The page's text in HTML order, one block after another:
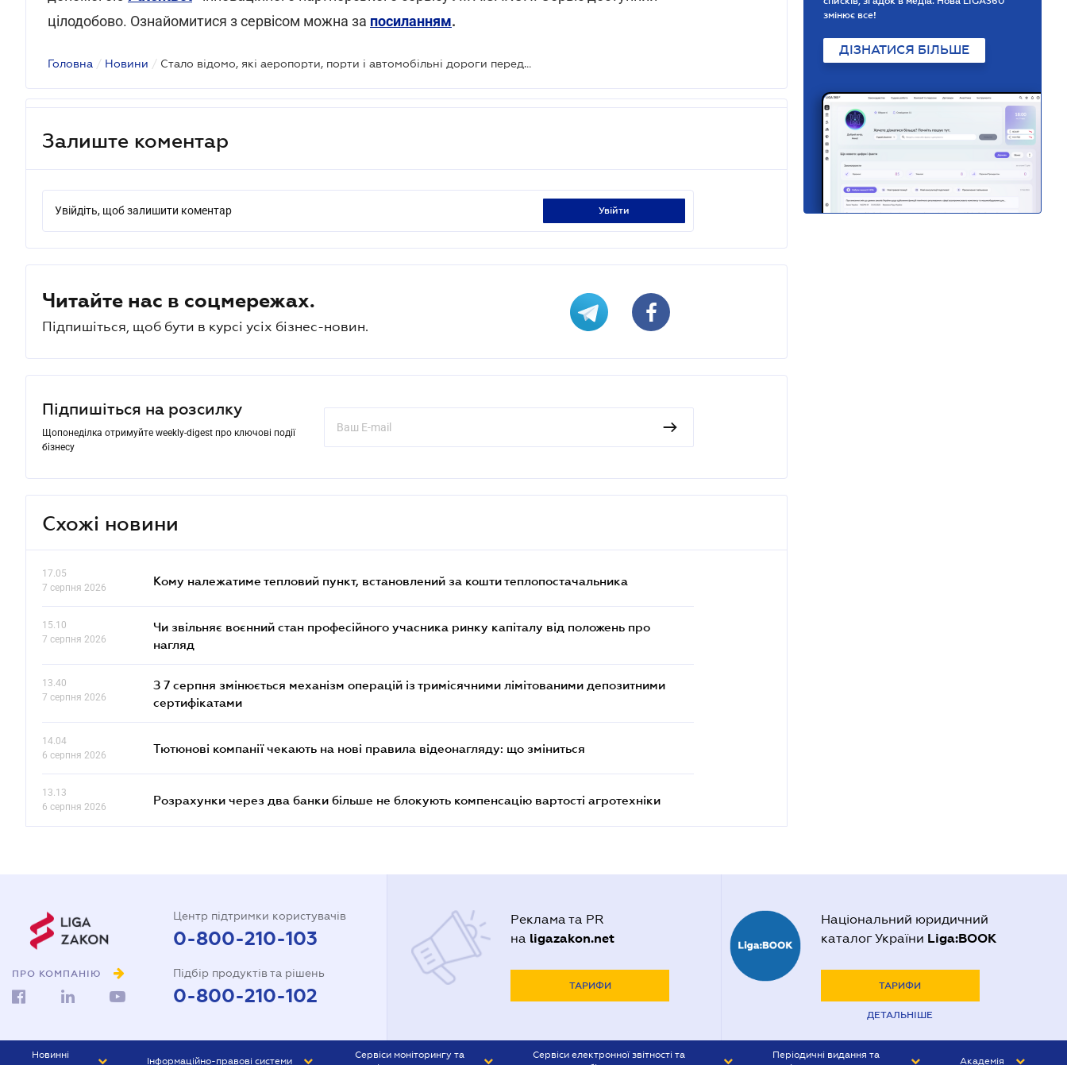
цілодобово. Ознайомитися з сервісом можна за посиланням.
Головна / Новини / Стало відомо, які аеропорти, порти і автомобільні дороги передадуть в концесію
Залиште коментар
Увійдіть, щоб залишити коментар увійти
Читайте нас в соцмережах.
Підпишіться, щоб бути в курсі усіх бізнес-новин.
Підпишіться на розсилку
Щопонеділка отримуйте weekly-digest про ключові події
бізнесу
Схожі новини
17.05
7 серпня 2026
Кому належатиме тепловий пункт, встановлений за кошти теплопостачальника
15.10
7 серпня 2026
Чи звільняє воєнний стан професійного учасника ринку капіталу від положень про
нагляд
13.40
7 серпня 2026
З 7 серпня змінюється механізм операцій із тримісячними лімітованими депозитними
сертифікатами
14.04
6 серпня 2026
Тютюнові компанії чекають на нові правила відеонагляду: що зміниться
13.13
6 серпня 2026
Розрахунки через два банки більше не блокують компенсацію вартості агротехніки
змінює все!
ДІЗНАТИСЯ БІЛЬШЕ
ПРО КОМПАНІЮ
Центр підтримки користувачів
0-800-210-103
Підбір продуктів та рішень
0-800-210-102
Реклама та PR
на ligazakon.net
ТАРИФИ
Національний юридичний
каталог України Liga:BOOK
ТАРИФИ
ДЕТАЛЬНІШЕ
Новинні
Інформаційно-правові системи
Сервіси моніторингу та
Сервіси електронної звітності та
Періодичні видання та
Академія